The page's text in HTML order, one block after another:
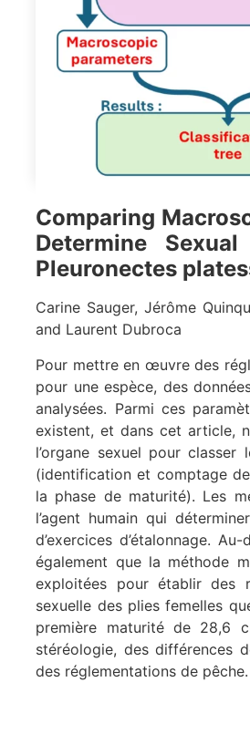
Comparing
Determine
Pleuronectes
Carine Sauger, Jérôme
and Laurent Dubroca
Pour mettre en œuvre des
pour une espèce, des
analysées. Parmi ces
existent, et dans cet article,
l’organe sexuel pour
(identification et comptage
la phase de maturité). Les
l’agent humain qui
d’exercices d’étalonnage.
également que la méthode
exploitées pour établir des
sexuelle des plies femelles
première maturité de 28,6
stéréologie, des différences
des réglementations de pêche.